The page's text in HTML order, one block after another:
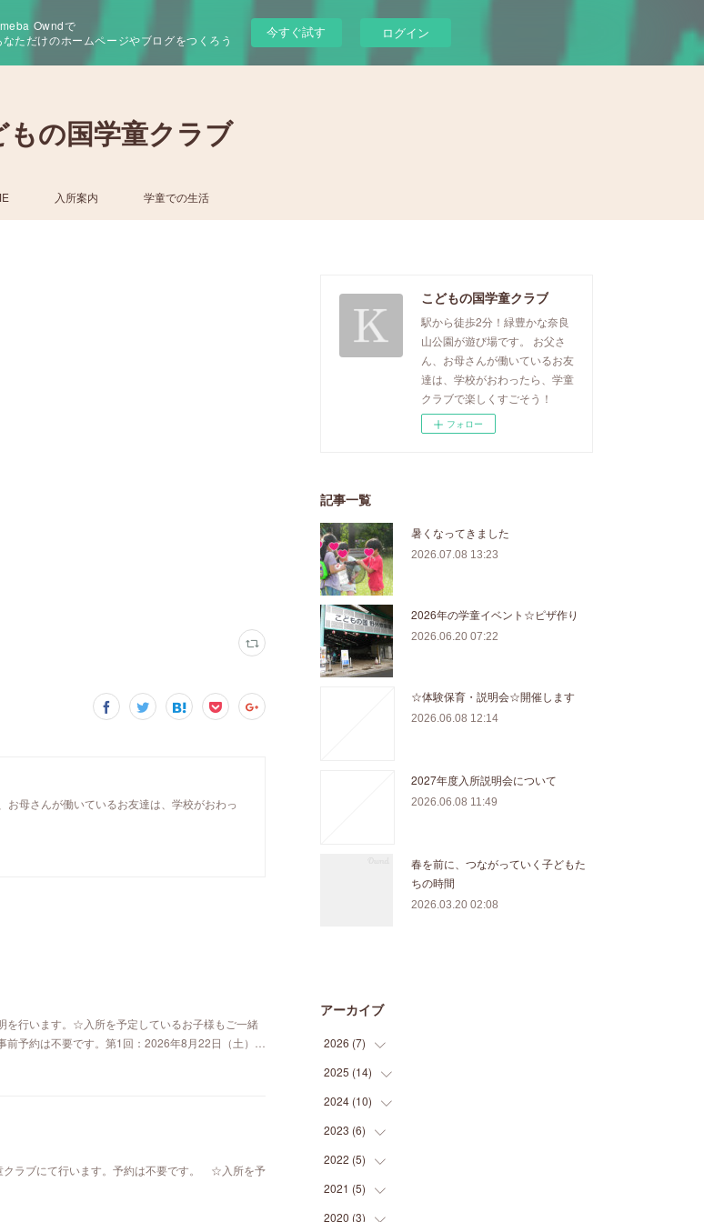
Owndで
なただけのホームページやブログをつくろう
今すぐ試す ログイン
もの国学童クラブ
入所案内 学童での生活
母さんが働いているお友達は、学校がおわっ
を行います。☆入所を予定しているお子様もご一緒
予約は不要です。第1回：2026年8月22日（土）…
クラブにて行います。予約は不要です。 ☆入所を予
こどもの国学童クラブ
駅から徒歩2分！緑豊かな奈良
山公園が遊び場です。 お父さ
ん、お母さんが働いているお友
達は、学校がおわったら、学童
クラブで楽しくすごそう！
フォロー
記事一覧
暑くなってきました
2026.07.08 13:23
2026年の学童イベント☆ピザ作り
2026.06.20 07:22
☆体験保育・説明会☆開催します
2026.06.08 12:14
2027年度入所説明会について
2026.06.08 11:49
春を前に、つながっていく子どもた
ちの時間
2026.03.20 02:08
アーカイブ
2026 (7)
(1
(3
(
)
(
)
(
)
2025 (14)
(1
(
)
(
)
(
)
(
)
2024 (10)
(
)
(
)
(
)
(
)
2023 (6)
(
)
(
)
(
)
2022 (5)
(
)
(
)
2021 (5)
(
)
2020 (3)